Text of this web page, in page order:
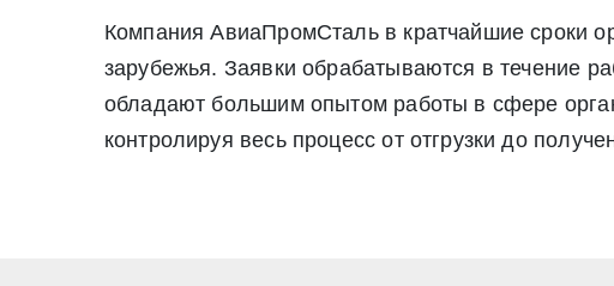
Компания АвиаПромСталь в кратчайшие сроки
зарубежья. Заявки обрабатываются в течение
обладают большим опытом работы в сфере
контролируя весь процесс от отгрузки до
июля 2006 г. N 152-ФЗ «О персональных
Нажимая на кнопку «Отправить заявку» Вы даете согласие на
персональных данных», а